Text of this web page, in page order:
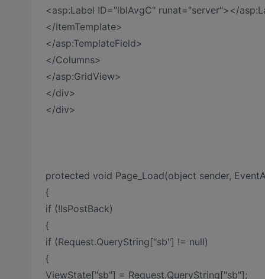
<asp:Label ID="lblAvgC" runat="server"></
</ItemTemplate>
</asp:TemplateField>
</Columns>
</asp:GridView>
</div>
</div>
protected void Page_Load(object sender,
{
if (!IsPostBack)
{
if (Request.QueryString["sb"] != null)
{
ViewState["sb"] = Request.QueryString["sb"];